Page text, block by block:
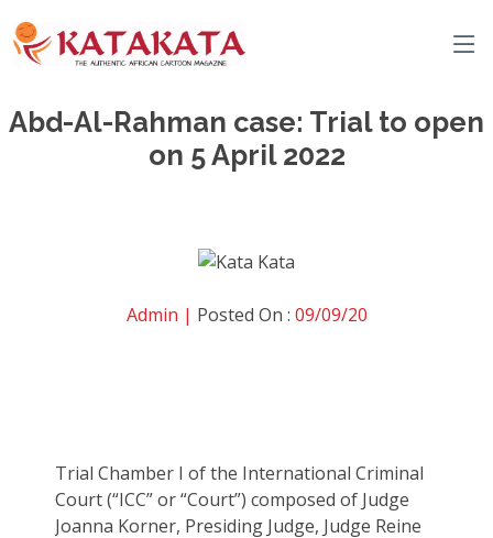
Abd-Al-Rahman case: Trial to open
on 5 April 2022
Admin | Posted On : 09/09/20
Trial Chamber I of the International Criminal
Court (“ICC” or “Court”) composed of Judge
Joanna Korner, Presiding Judge, Judge Reine